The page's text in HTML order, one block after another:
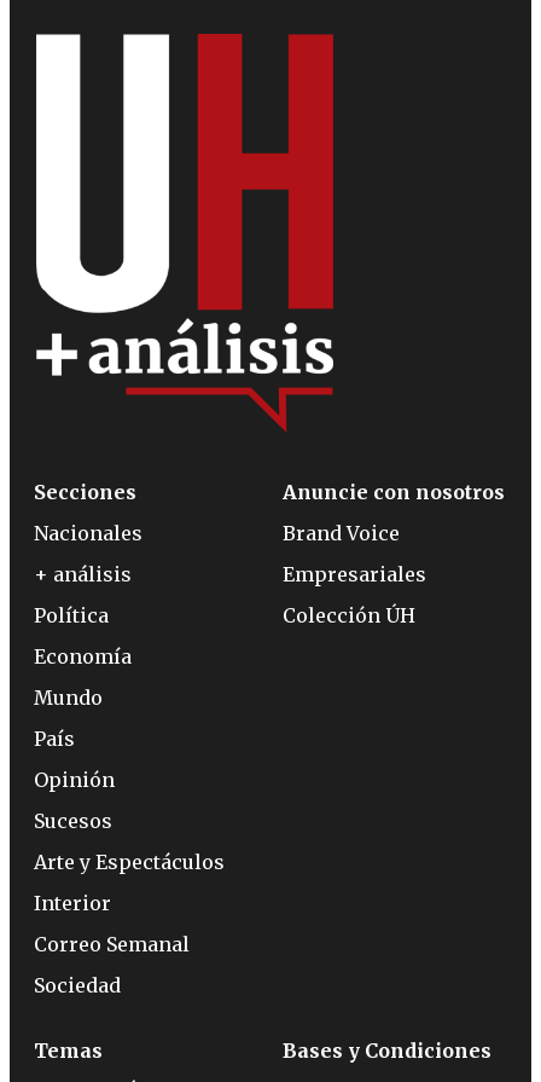
Secciones
Nacionales
+ análisis
Política
Economía
Mundo
País
Opinión
Sucesos
Arte y Espectáculos
Interior
Correo Semanal
Sociedad
Anuncie con nosotros
Brand Voice
Empresariales
Colección ÚH
Temas
Bases y Condiciones